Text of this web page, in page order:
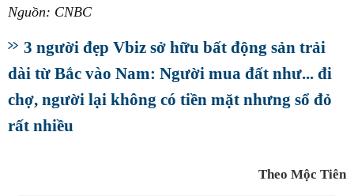
Nguồn: CNBC
3 người đẹp Vbiz sở hữu bất động sản trải
dài từ Bắc vào Nam: Người mua đất như... đi
chợ, người lại không có tiền mặt nhưng sổ đỏ
rất nhiều
Theo Mộc Tiên